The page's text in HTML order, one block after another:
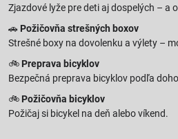
Zjazdové lyže pre deti aj dospelých – a
🚗 Požičovňa strešných boxov
Strešné boxy na dovolenku a výlety –
🚲 Preprava bicyklov
Bezpečná preprava bicyklov podľa
🚲 Požičovňa bicyklov
Požičaj si bicykel na deň alebo víkend.